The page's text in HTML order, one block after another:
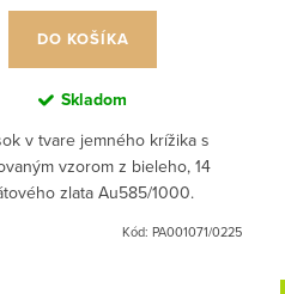
DO KOŠÍKA
Skladom
v tvare jemného krížika s
vzorom z bieleho, 14
zlata Au585/1000.
Kód:PA001071/0225